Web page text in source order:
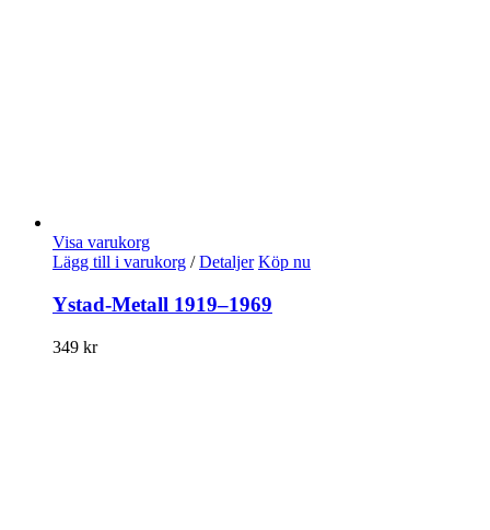
Visa varukorg
Lägg till i varukorg / Detaljer Köp nu
Ystad-Metall 1919–1969
349 kr